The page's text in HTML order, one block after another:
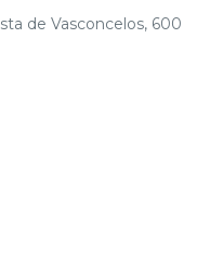
de Vasconcelos, 600